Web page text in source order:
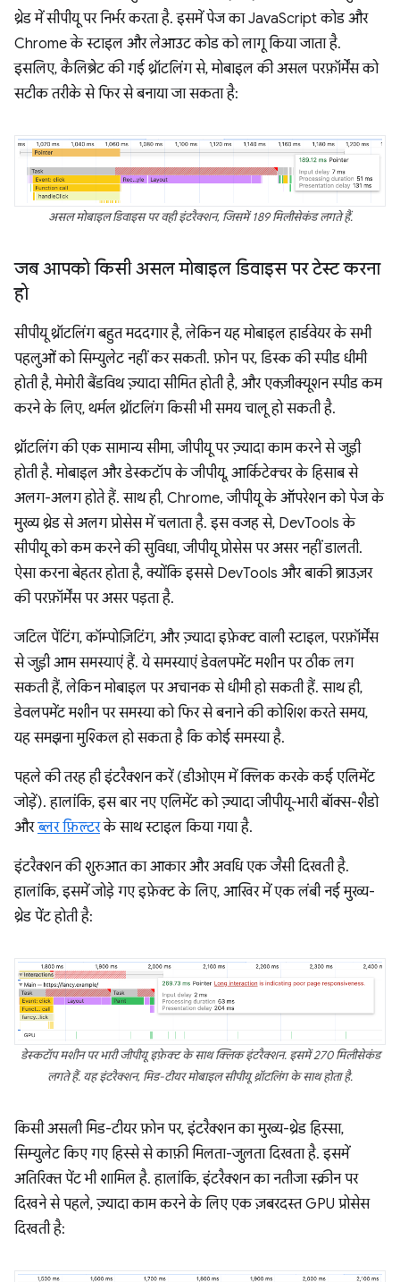
थ्रेड में सीपीयू पर निर्भर करता है. इसमें पेज का JavaScript कोड और
Chrome के स्टाइल और लेआउट कोड को लागू किया जाता है.
इसलिए, कैलिब्रेट की गई थ्रॉटलिंग से, मोबाइल की असल परफ़ॉर्मेंस को
सटीक तरीके से फिर से बनाया जा सकता है:
असल मोबाइल डिवाइस पर वही इंटरैक्शन, जिसमें 189 मिलीसेकंड लगते हैं.
जब आपको किसी असल मोबाइल डिवाइस पर टेस्ट करना
हो
सीपीयू थ्रॉटलिंग बहुत मददगार है, लेकिन यह मोबाइल हार्डवेयर के सभी
पहलुओं को सिम्युलेट नहीं कर सकती. फ़ोन पर, डिस्क की स्पीड धीमी
होती है, मेमोरी बैंडविथ ज़्यादा सीमित होती है, और एक्ज़ीक्यूशन स्पीड कम
करने के लिए, थर्मल थ्रॉटलिंग किसी भी समय चालू हो सकती है.
थ्रॉटलिंग की एक सामान्य सीमा, जीपीयू पर ज़्यादा काम करने से जुड़ी
होती है. मोबाइल और डेस्कटॉप के जीपीयू, आर्किटेक्चर के हिसाब से
अलग-अलग होते हैं. साथ ही, Chrome, जीपीयू के ऑपरेशन को पेज के
मुख्य थ्रेड से अलग प्रोसेस में चलाता है. इस वजह से, DevTools के
सीपीयू को कम करने की सुविधा, जीपीयू प्रोसेस पर असर नहीं डालती.
ऐसा करना बेहतर होता है, क्योंकि इससे DevTools और बाकी ब्राउज़र
की परफ़ॉर्मेंस पर असर पड़ता है.
जटिल पेंटिंग, कॉम्पोज़िटिंग, और ज़्यादा इफ़ेक्ट वाली स्टाइल, परफ़ॉर्मेंस
से जुड़ी आम समस्याएं हैं. ये समस्याएं डेवलपमेंट मशीन पर ठीक लग
सकती हैं, लेकिन मोबाइल पर अचानक से धीमी हो सकती हैं. साथ ही,
डेवलपमेंट मशीन पर समस्या को फिर से बनाने की कोशिश करते समय,
यह समझना मुश्किल हो सकता है कि कोई समस्या है.
पहले की तरह ही इंटरैक्शन करें (डीओएम में क्लिक करके कई एलिमेंट
जोड़ें). हालांकि, इस बार नए एलिमेंट को ज़्यादा जीपीयू-भारी बॉक्स-शैडो
औरब्लर फ़िल्टरके साथ स्टाइल किया गया है.
इंटरैक्शन की शुरुआत का आकार और अवधि एक जैसी दिखती है.
हालांकि, इसमें जोड़े गए इफ़ेक्ट के लिए, आखिर में एक लंबी नई मुख्य-
थ्रेड पेंट होती है:
डेस्कटॉप मशीन पर भारी जीपीयू इफ़ेक्ट के साथ क्लिक इंटरैक्शन. इसमें 270 मिलीसेकंड
लगते हैं. यह इंटरैक्शन, मिड-टीयर मोबाइल सीपीयू थ्रॉटलिंग के साथ होता है.
किसी असली मिड-टीयर फ़ोन पर, इंटरैक्शन का मुख्य-थ्रेड हिस्सा,
सिम्युलेट किए गए हिस्से से काफ़ी मिलता-जुलता दिखता है. इसमें
अतिरिक्त पेंट भी शामिल है. हालांकि, इंटरैक्शन का नतीजा स्क्रीन पर
दिखने से पहले, ज़्यादा काम करने के लिए एक ज़बरदस्त GPU प्रोसेस
दिखती है: